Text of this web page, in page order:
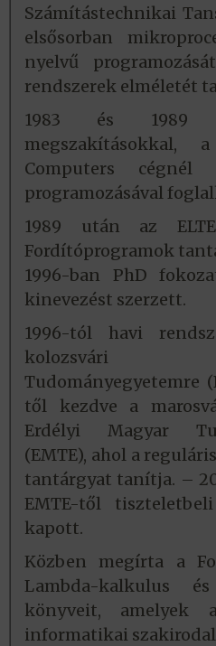
Számítástechnikai
elsősorban
nyelvű
rendszerek elméletét
1983 és 1989
megszakításokkal,
Computers cégnél
programozásával
1989 után az
Fordítóprogramok
1996-ban PhD
kinevezést szerzett.
1996-tól havi
kolozsvári
Tudományegyetemre
től kezdve a
Erdélyi Magyar
(EMTE), ahol a
tantárgyat tanítja. –
EMTE-től
kapott.
Közben megírta a
Lambda-kalkulus
könyveit, amelyek
informatikai